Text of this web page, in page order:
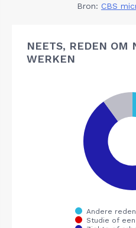
Bron: CBS
NEETS, REDEN OM
WERKEN